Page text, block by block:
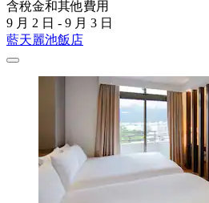
含稅金和其他費用
9 月 2 日 - 9 月 3 日
藍天麗池飯店